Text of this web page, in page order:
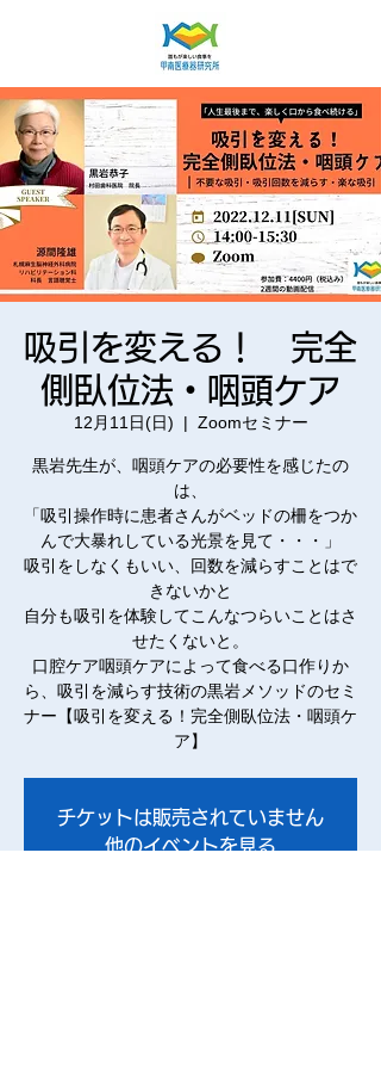
吸引を変える！ 完全
側臥位法・咽頭ケア
12月11日(日)
  |
Zoomセミナー
黒岩先生が、咽頭ケアの必要性を感じたの
は、
「吸引操作時に患者さんがベッドの柵をつか
んで大暴れしている光景を見て・・・」
吸引をしなくもいい、回数を減らすことはで
きないかと
自分も吸引を体験してこんなつらいことはさ
せたくないと。
口腔ケア咽頭ケアによって食べる口作りか
ら、吸引を減らす技術の黒岩メソッドのセミ
ナー【吸引を変える！完全側臥位法・咽頭ケ
ア】
チケットは販売されていません
他のイベントを見る